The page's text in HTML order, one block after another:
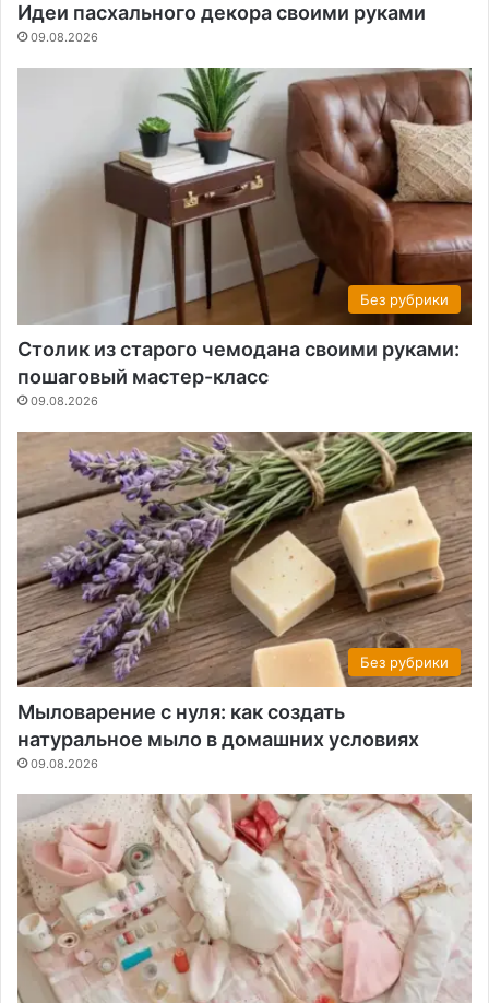
Идеи пасхального декора своими руками
09.08.2026
Без рубрики
Столик из старого чемодана своими руками:
пошаговый мастер-класс
09.08.2026
Без рубрики
Мыловарение с нуля: как создать
натуральное мыло в домашних условиях
09.08.2026